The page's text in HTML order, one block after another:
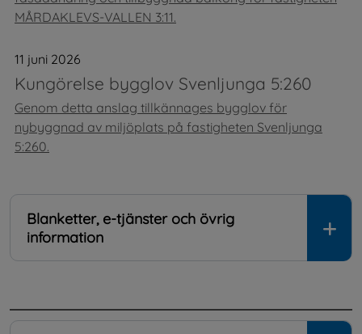
MÅRDAKLEVS-VALLEN 3:11.
11 juni 2026
Kungörelse bygglov Svenljunga 5:260
Genom detta anslag tillkännages bygglov för
nybyggnad av miljöplats på fastigheten Svenljunga
5:260.
Blanketter, e-tjänster och övrig
information